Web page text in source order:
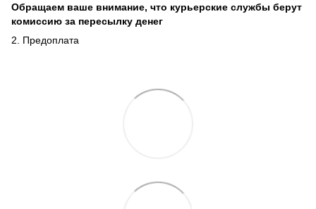
Обращаем ваше внимание, что курьерские службы берут
комиссию за пересылку денег
2. Предоплата